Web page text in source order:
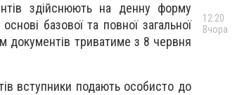
здійснюють на денну форму
базової та повної загальної
документів триватиме з 8 червня
вступники подають особисто до
12:20
Вчора